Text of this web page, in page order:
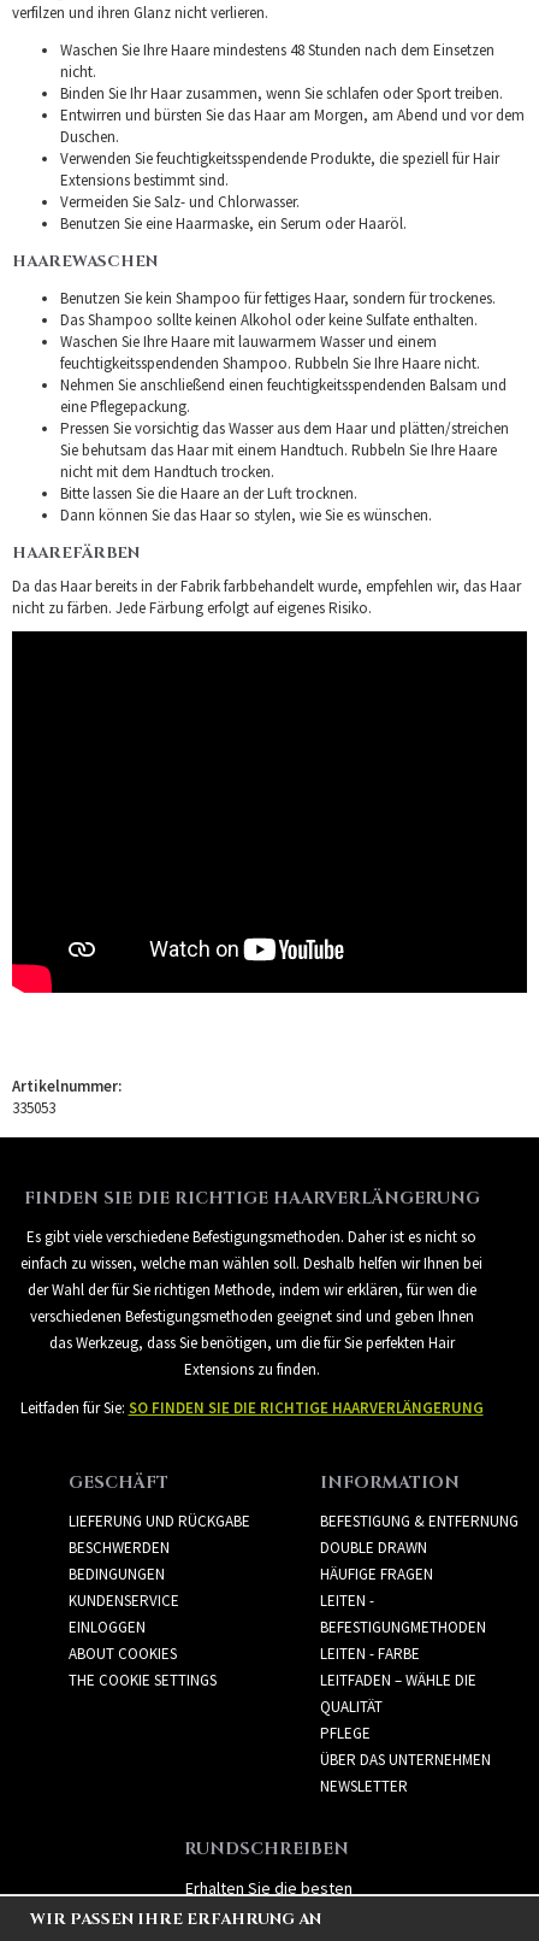
verfilzen und ihren Glanz nicht verlieren.
Waschen Sie Ihre Haare mindestens 48 Stunden nach dem Einsetzen
nicht.
Binden Sie Ihr Haar zusammen, wenn Sie schlafen oder Sport treiben.
Entwirren und bürsten Sie das Haar am Morgen, am Abend und vor dem
Duschen.
Verwenden Sie feuchtigkeitsspendende Produkte, die speziell für Hair
Extensions bestimmt sind.
Vermeiden Sie Salz- und Chlorwasser.
Benutzen Sie eine Haarmaske, ein Serum oder Haaröl.
HAAREWASCHEN
Benutzen Sie kein Shampoo für fettiges Haar, sondern für trockenes.
Das Shampoo sollte keinen Alkohol oder keine Sulfate enthalten.
Waschen Sie Ihre Haare mit lauwarmem Wasser und einem
feuchtigkeitsspendenden Shampoo. Rubbeln Sie Ihre Haare nicht.
Nehmen Sie anschließend einen feuchtigkeitsspendenden Balsam und
eine Pflegepackung.
Pressen Sie vorsichtig das Wasser aus dem Haar und plätten/streichen
Sie behutsam das Haar mit einem Handtuch. Rubbeln Sie Ihre Haare
nicht mit dem Handtuch trocken.
Bitte lassen Sie die Haare an der Luft trocknen.
Dann können Sie das Haar so stylen, wie Sie es wünschen.
HAAREFÄRBEN
Da das Haar bereits in der Fabrik farbbehandelt wurde, empfehlen wir, das Haar
nicht zu färben. Jede Färbung erfolgt auf eigenes Risiko.
Artikelnummer:
335053
FINDEN SIE DIE RICHTIGE HAARVERLÄNGERUNG
Es gibt viele verschiedene Befestigungsmethoden. Daher ist es nicht so
einfach zu wissen, welche man wählen soll. Deshalb helfen wir Ihnen bei
der Wahl der für Sie richtigen Methode, indem wir erklären, für wen die
verschiedenen Befestigungsmethoden geeignet sind und geben Ihnen
das Werkzeug, dass Sie benötigen, um die für Sie perfekten Hair
Extensions zu finden.
Leitfaden für Sie: SO FINDEN SIE DIE RICHTIGE HAARVERLÄNGERUNG
GESCHÄFT
LIEFERUNG UND RÜCKGABE
BESCHWERDEN
BEDINGUNGEN
KUNDENSERVICE
EINLOGGEN
ABOUT COOKIES
THE COOKIE SETTINGS
INFORMATION
BEFESTIGUNG & ENTFERNUNG
DOUBLE DRAWN
HÄUFIGE FRAGEN
LEITEN -
BEFESTIGUNGMETHODEN
LEITEN - FARBE
LEITFADEN – WÄHLE DIE
QUALITÄT
PFLEGE
ÜBER DAS UNTERNEHMEN
NEWSLETTER
RUNDSCHREIBEN
Erhalten Sie die besten
Angebote und spannende
WIR PASSEN IHRE ERFAHRUNG AN